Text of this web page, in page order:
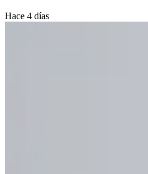
Hace 4 días